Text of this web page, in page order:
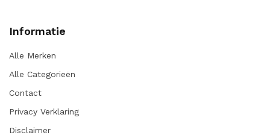
Informatie
Alle Merken
Alle Categorieën
Contact
Privacy Verklaring
Disclaimer